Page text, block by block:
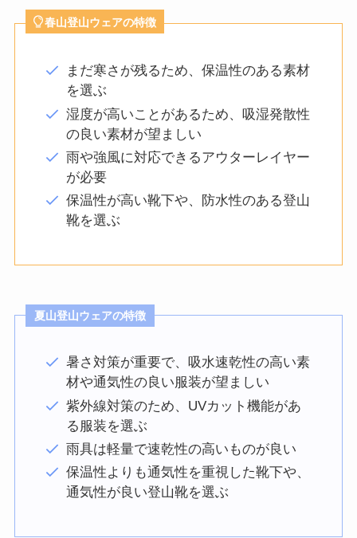
春山登山ウェアの特徴
まだ寒さが残るため、保温性のある素材
を選ぶ
湿度が高いことがあるため、吸湿発散性
の良い素材が望ましい
雨や強風に対応できるアウターレイヤー
が必要
保温性が高い靴下や、防水性のある登山
靴を選ぶ
夏山登山ウェアの特徴
暑さ対策が重要で、吸水速乾性の高い素
材や通気性の良い服装が望ましい
紫外線対策のため、UVカット機能があ
る服装を選ぶ
雨具は軽量で速乾性の高いものが良い
保温性よりも通気性を重視した靴下や、
通気性が良い登山靴を選ぶ